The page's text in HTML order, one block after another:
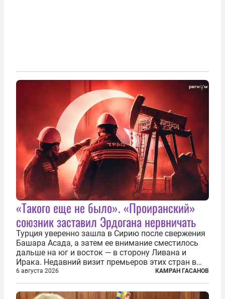
«Такого еще не было». «Проиранский»
союзник заставил Эрдогана нервничать
Турция уверенно зашла в Сирию после свержения
Башара Асада, а затем ее внимание сместилось
дальше на юг и восток — в сторону Ливана и
Ирака. Недавний визит премьеров этих стран в
Анкару, договоры об участии турецкой компании
TPAO в разработке нефти иракского Киркука и
«Дороги развития» подтверждают...
6 августа 2026 КАМРАН ГАСАНОВ